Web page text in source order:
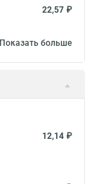
22,57 ₽
Показать больше
12,14 ₽